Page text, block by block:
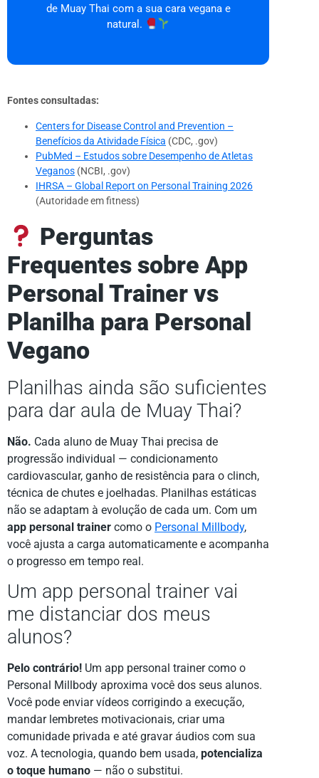
de Muay Thai com a sua cara vegana e
natural.
Fontes consultadas:
Centers for Disease Control and Prevention –
Benefícios da Atividade Física (CDC, .gov)
PubMed – Estudos sobre Desempenho de Atletas
Veganos (NCBI, .gov)
IHRSA – Global Report on Personal Training 2026
(Autoridade em fitness)
Perguntas
Frequentes sobre App
Personal Trainer vs
Planilha para Personal
Vegano
Planilhas ainda são suficientes
para dar aula de Muay Thai?
Não. Cada aluno de Muay Thai precisa de
progressão individual — condicionamento
cardiovascular, ganho de resistência para o clinch,
técnica de chutes e joelhadas. Planilhas estáticas
não se adaptam à evolução de cada um. Com um
app personal trainer como o Personal Millbody,
você ajusta a carga automaticamente e acompanha
o progresso em tempo real.
Um app personal trainer vai
me distanciar dos meus
alunos?
Pelo contrário! Um app personal trainer como o
Personal Millbody aproxima você dos seus alunos.
Você pode enviar vídeos corrigindo a execução,
mandar lembretes motivacionais, criar uma
comunidade privada e até gravar áudios com sua
voz. A tecnologia, quando bem usada, potencializa
o toque humano — não o substitui.